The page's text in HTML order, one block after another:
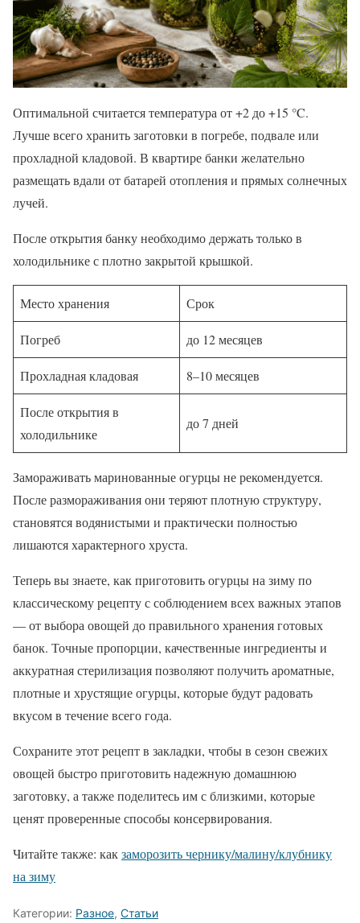
Оптимальной считается температура от +2 до +15 °C.
Лучше всего хранить заготовки в погребе, подвале или
прохладной кладовой. В квартире банки желательно
размещать вдали от батарей отопления и прямых солнечных
лучей.
После открытия банку необходимо держать только в
холодильнике с плотно закрытой крышкой.
Место хранения Срок
Погреб до 12 месяцев
Прохладная кладовая 8–10 месяцев
После открытия в
холодильнике
до 7 дней
Замораживать маринованные огурцы не рекомендуется.
После размораживания они теряют плотную структуру,
становятся водянистыми и практически полностью
лишаются характерного хруста.
Теперь вы знаете, как приготовить огурцы на зиму по
классическому рецепту с соблюдением всех важных этапов
— от выбора овощей до правильного хранения готовых
банок. Точные пропорции, качественные ингредиенты и
аккуратная стерилизация позволяют получить ароматные,
плотные и хрустящие огурцы, которые будут радовать
вкусом в течение всего года.
Сохраните этот рецепт в закладки, чтобы в сезон свежих
овощей быстро приготовить надежную домашнюю
заготовку, а также поделитесь им с близкими, которые
ценят проверенные способы консервирования.
Читайте также: какзаморозить чернику/малину/клубнику
на зиму
Категории: Разное, Статьи